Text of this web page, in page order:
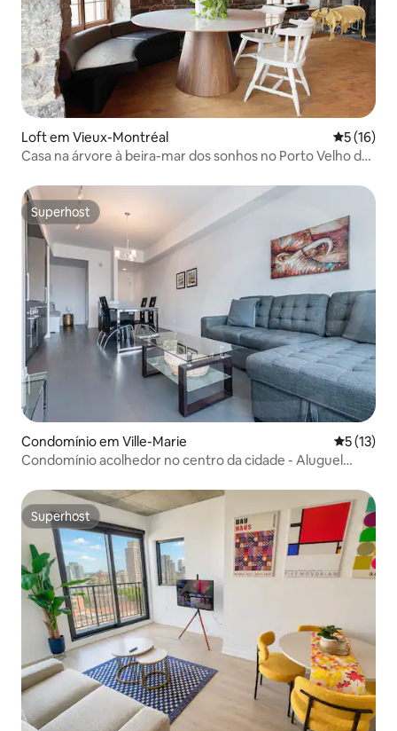
Loft em Vieux-Montréal
5 (16)
Casa na árvore à beira-mar dos sonhos no Porto Velho de
Superhost
Superhost
Condomínio em Ville-Marie
5 (13)
Condomínio acolhedor no centro da cidade - Aluguel
Superhost
Superhost